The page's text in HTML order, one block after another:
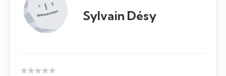
Sylvain Désy
★★★★★